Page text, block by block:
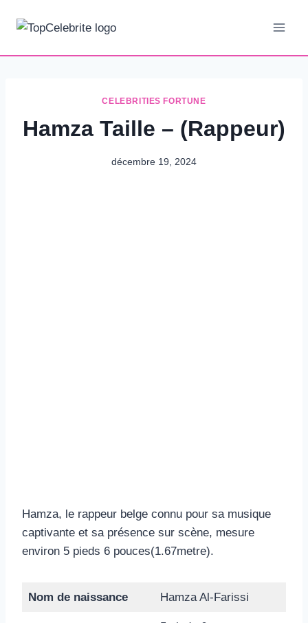
CELEBRITIES FORTUNE
Hamza Taille – (Rappeur)
décembre 19, 2024
Hamza, le rappeur belge connu pour sa musique
captivante et sa présence sur scène, mesure
environ 5 pieds 6 pouces(1.67metre).
Nom de naissance Hamza Al-Farissi